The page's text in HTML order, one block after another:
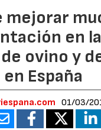
mejorar
en
ovino y
España
01/03/